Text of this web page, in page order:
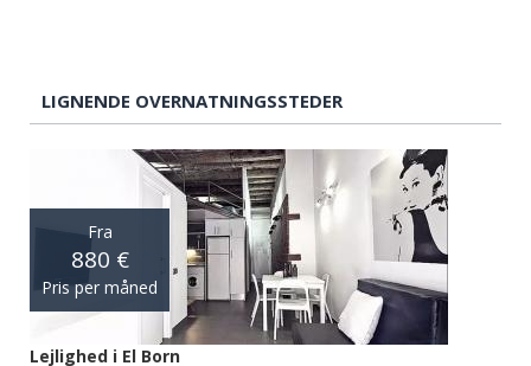
LIGNENDE OVERNATNINGSSTEDER
Fra
880 €
Pris per måned
Lejlighed i El Born